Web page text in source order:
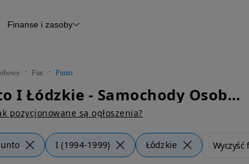
Raport z inspekcji
Otomoto News
Finanse i zasoby
Fiat Punto
Fiat Punto I Łódzkie - Samochody Osobowe
pozycjonowane są ogłoszenia?
I (1994-1999) Łódzkie Wyczyść